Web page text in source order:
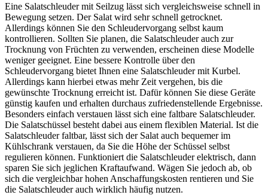
Eine Salatschleuder mit Seilzug lässt sich vergleichsweise schnell in
Bewegung setzen. Der Salat wird sehr schnell getrocknet.
Allerdings können Sie den Schleudervorgang selbst kaum
kontrollieren. Sollten Sie planen, die Salatschleuder auch zur
Trocknung von Früchten zu verwenden, erscheinen diese Modelle
weniger geeignet. Eine bessere Kontrolle über den
Schleudervorgang bietet Ihnen eine Salatschleuder mit Kurbel.
Allerdings kann hierbei etwas mehr Zeit vergehen, bis die
gewünschte Trocknung erreicht ist. Dafür können Sie diese Geräte
günstig kaufen und erhalten durchaus zufriedenstellende Ergebnisse.
Besonders einfach verstauen lässt sich eine faltbare Salatschleuder.
Die Salatschüssel besteht dabei aus einem flexiblen Material. Ist die
Salatschleuder faltbar, lässt sich der Salat auch bequemer im
Kühlschrank verstauen, da Sie die Höhe der Schüssel selbst
regulieren können. Funktioniert die Salatschleuder elektrisch, dann
sparen Sie sich jeglichen Kraftaufwand. Wägen Sie jedoch ab, ob
sich die vergleichbar hohen Anschaffungskosten rentieren und Sie
die Salatschleuder auch wirklich häufig nutzen.